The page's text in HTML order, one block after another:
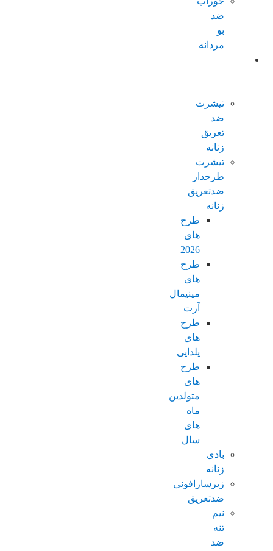
ضد
بو
مردانه
تیشرت
ضد
تعریق
زنانه
تیشرت
طرحدار
ضدتعریق
زنانه
طرح
های
2026
طرح
های
مینیمال
آرت
طرح
های
یلدایی
طرح
های
متولدین
ماه
های
سال
بادی
زنانه
زیرسارافونی
ضدتعریق
نیم
تنه
ضد